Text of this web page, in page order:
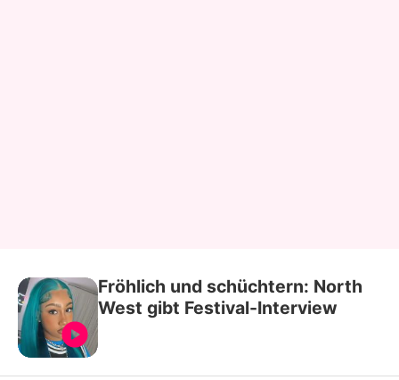
Fröhlich und schüchtern: North
West gibt Festival-Interview